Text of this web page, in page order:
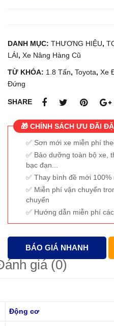
DANH MỤC: THƯƠNG HIỆU,
LÁI, Xe Nâng Hàng Cũ
TỪ KHÓA: 1.8 Tấn, Toyota, Xe
Đứng
SHARE
🎁 CHÍNH SÁCH ƯU ĐÃI
Sơn mới xe miễn phí
Bảo dưỡng toàn bộ xe,
bạc đạn...
Thay bình đề mới
Miễn phí vận chuyển
chuyển
Hướng dẫn miễn phí
BÁO GIÁ NHANH
giá (0)
Động cơ